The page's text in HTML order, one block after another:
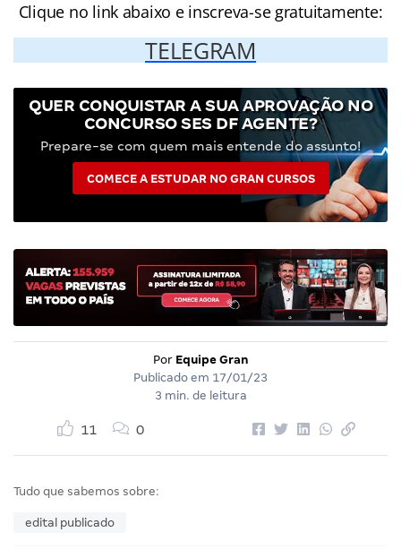
Clique no link abaixo e inscreva-se gratuitamente:
TELEGRAM
QUER CONQUISTAR A SUA APROVAÇÃO NO
CONCURSO SES DF AGENTE?
Prepare-se com quem mais entende do assunto!
COMECE A ESTUDAR NO GRAN CURSOS
Por Equipe Gran
Publicado em 17/01/23
3 min. de leitura
11 0
Tudo que sabemos sobre:
edital publicado